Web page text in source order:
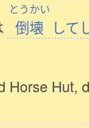
とうかい
倒壊 して
Hut,